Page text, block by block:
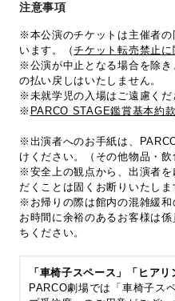
注意事項
※本公演のチケットは主催者
います。（チケット転売禁止
※公演が中止となる場合を除き
の払い戻しはいたしません。
※未就学児の入場はご遠慮くだ
※ PARCO STAGE鑑賞基本約款
※出演者へのお手紙は、
けください。（その他物品・
※安全上の観点から、出演者
だくことは固くお断りいたしま
※お帰りの際は館内の混雑緩和
お時間に余裕のあるお客様は
ちください。
「車椅子スペース」「ヒア
PARCO劇場では「車椅子ス